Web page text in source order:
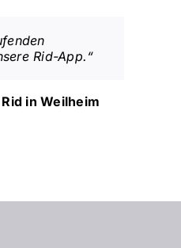
Rid-App.“
in Weilheim